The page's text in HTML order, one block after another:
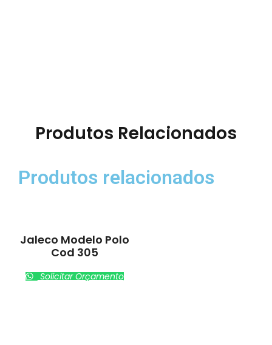
Produtos Relacionados
Produtos relacionados
Jaleco Modelo Polo
Cod 305
Solicitar Orçamento